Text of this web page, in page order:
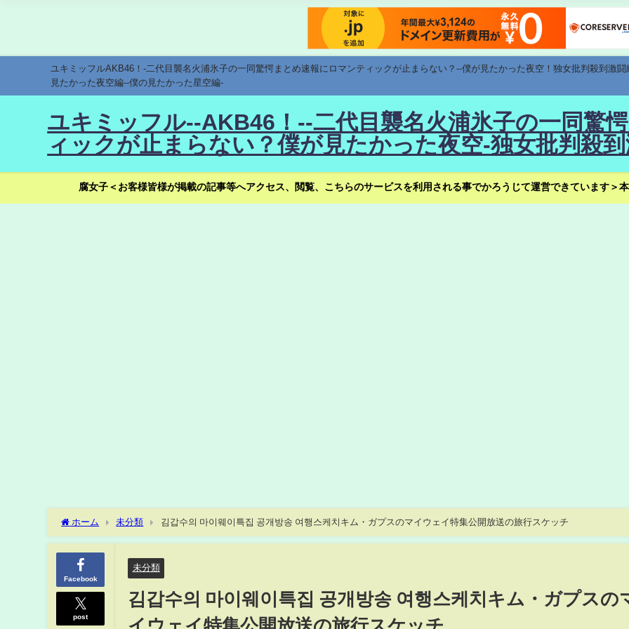
ユキミッフルAKB46！-二代目襲名火浦氷子の一同驚愕まとめ速報にロマンティックが止まらない？--僕が見たかった夜空！独女批判殺到激
見たかった夜空編--僕の見たかった星空編-
ユキミッフル--AKB46！--二代目襲名火浦氷子の一同驚
ィックが止まらない？僕が見たかった夜空-独女批判殺
腐女子＜お客様皆様が掲載の記事等へアクセス、閲覧、こちらのサービスを利用される事でかろうじて運営できています＞
ホーム 未分類 김갑수의 마이웨이특집 공개방송 여행스케치キム・ガプスのマイウェイ特集公開放送の旅行スケッチ
Facebook
post
未分類
김갑수의 마이웨이특집 공개방송 여행스케치キム・ガプスの